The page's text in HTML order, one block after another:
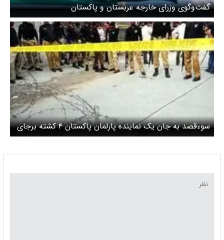
گفت‌وگوی وزرای خارجه عربستان و پاکستان
سوءقصد به جان یک‌ نماینده پارلمان پاکستان ۴ کشته برجای
گذاشت